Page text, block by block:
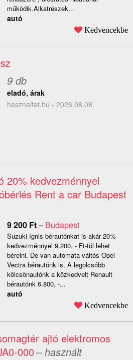
működik.Alkatrészek...
autó
Kedvencekbe
9 db
eladó, árak
hasznaltat.hu - 2026.08.08.
20% kedvezménnyel
Rent a car Budapest
9 200 Ft– Budapest
Suzuki Ignis bérautónkat is akár 20%
kedvezménnyel 9.200, - Ft-tól lehet
bérelni. De van automata váltós Opel
Vectra bérautónk is. A legolcsóbb
kölcsönautónk a közkedvelt Renault
bérautónk 6.800, -...
autó
Kedvencekbe
ajtó elektromos
000– használt